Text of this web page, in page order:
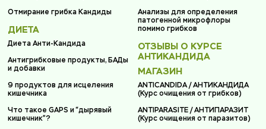
Отмирание грибка Кандиды
ДИЕТА
Диета Анти-Кандида
Антигрибковые продукты, БАДы
и добавки
9 продуктов для исцеления
кишечника
Что такое GAPS и “дырявый
кишечник”?
Анализы для определения
патогенной микрофлоры
помимо грибков
ОТЗЫВЫ О КУРСЕ
АНТИКАНДИДА
МАГАЗИН
ANTICANDIDA / АНТИКАНДИДА
(Курс очищения от грибков)
ANTIPARASITE / АНТИПАРАЗИТ
(Курс очищения от паразитов)